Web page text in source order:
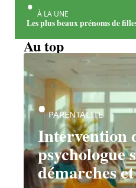
À LA UNE
Les plus beaux prénoms de
Au top
Intervention
psychologue
démarches
PARENTALITÉ